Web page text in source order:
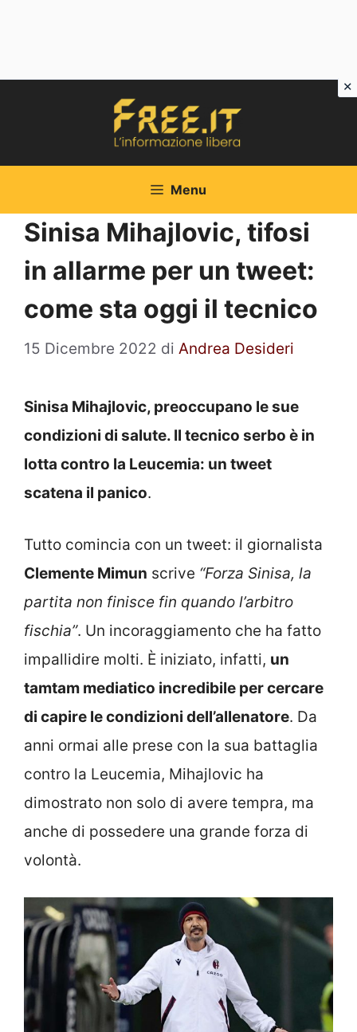
Menu
Sinisa Mihajlovic, tifosi
in allarme per un tweet:
come sta oggi il tecnico
15 Dicembre 2022 di Andrea Desideri
Sinisa Mihajlovic, preoccupano le sue
condizioni di salute. Il tecnico serbo è in
lotta contro la Leucemia: un tweet
scatena il panico.
Tutto comincia con un tweet: il giornalista
Clemente Mimun scrive “Forza Sinisa, la
partita non finisce fin quando l’arbitro
fischia”. Un incoraggiamento che ha fatto
impallidire molti. È iniziato, infatti, un
tamtam mediatico incredibile per cercare
di capire le condizioni dell’allenatore. Da
anni ormai alle prese con la sua battaglia
contro la Leucemia, Mihajlovic ha
dimostrato non solo di avere tempra, ma
anche di possedere una grande forza di
volontà.